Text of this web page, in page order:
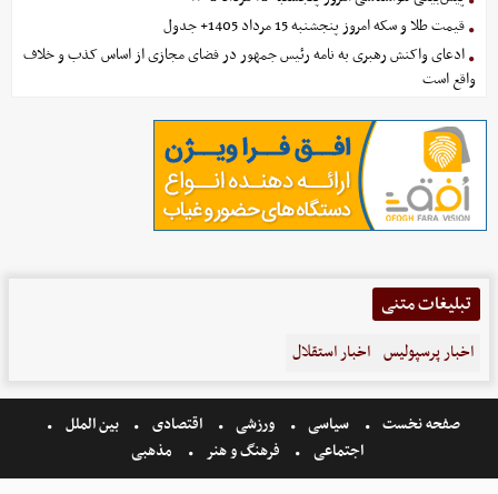
قیمت طلا و سکه امروز پنجشنبه 15 مرداد 1405+ جدول
ادعای واکنش رهبری به نامه رئیس جمهور در فضای مجازی از اساس کذب و خلاف
واقع است
تبلیغات متنی
اخبار پرسپولیس اخبار استقلال
صفحه نخست سیاسی ورزشی اقتصادی
بین الملل
اجتماعی
فرهنگ و هنر مذهبی